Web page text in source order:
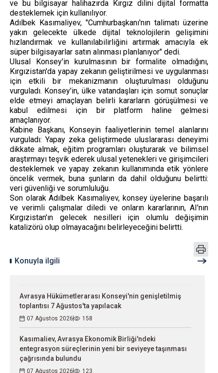
ve bu bilgisayar halihazırda Kırgız dilini dijital formatta
desteklemek için kullanılıyor.
Adılbek Kasımaliyev, "Cumhurbaşkanı'nın talimatı üzerine
yakın gelecekte ülkede dijital teknolojilerin gelişimini
hızlandırmak ve kullanılabilirliğini artırmak amacıyla ek
süper bilgisayarlar satın alınması planlanıyor" dedi.
Ulusal Konsey'in kurulmasının bir formalite olmadığını,
Kırgızistan'da yapay zekanın geliştirilmesi ve uygulanması
için etkili bir mekanizmanın oluşturulması olduğunu
vurguladı. Konsey'in, ülke vatandaşları için somut sonuçlar
elde etmeyi amaçlayan belirli kararların görüşülmesi ve
kabul edilmesi için bir platform haline gelmesi
amaçlanıyor.
Kabine Başkanı, Konseyin faaliyetlerinin temel alanlarını
vurguladı: Yapay zeka geliştirmede uluslararası deneyimi
dikkate almak, eğitim programları oluşturarak ve bilimsel
araştırmayı teşvik ederek ulusal yetenekleri ve girişimcileri
desteklemek ve yapay zekanın kullanımında etik yönlere
öncelik vermek, buna şunların da dahil olduğunu belirtti:
veri güvenliği ve sorumluluğu.
Son olarak Adılbek Kasımaliyev, konsey üyelerine başarılı
ve verimli çalışmalar diledi ve onların kararlarının, AI'nın
Kırgızistan'ın gelecek nesilleri için olumlu değişimin
katalizörü olup olmayacağını belirleyeceğini belirtti.
Konuyla ilgili
Avrasya Hükümetlerarası Konseyi'nin genişletilmiş
toplantısı 7 Ağustos'ta yapılacak
07 Ağustos 2026 158
Kasımaliev, Avrasya Ekonomik Birliği'ndeki
entegrasyon süreçlerinin yeni bir seviyeye taşınması
çağrısında bulundu
07 Ağustos 2026 123